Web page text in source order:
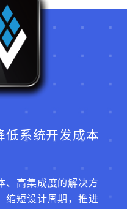
低系统开发成本
、高集成度的解决方
缩短设计周期，推进